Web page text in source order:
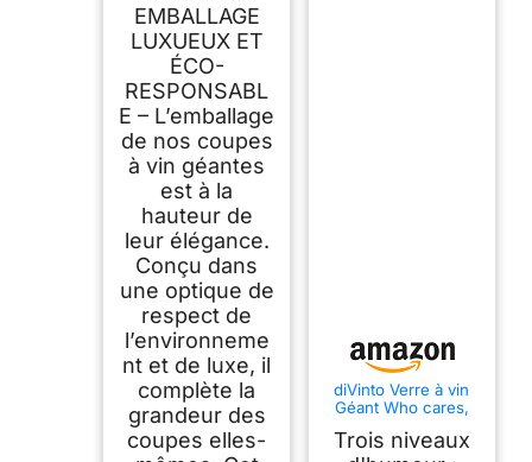
EMBALLAGE
LUXUEUX ET
ÉCO-
RESPONSABL
E – L’emballage
de nos coupes
à vin géantes
est à la
hauteur de
leur élégance.
Conçu dans
une optique de
respect de
l’environneme
nt et de luxe, il
complète la
grandeur des
coupes elles-
diVinto Verre à vin
Géant Who cares,
XXL, Grand Verre à
vin Drôle 860 ml
Trois niveaux